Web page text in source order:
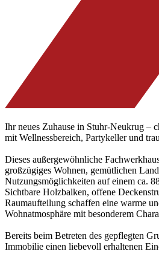
Ihr neues Zuhause in Stuhr-Neukrug –
mit Wellnessbereich, Partykeller und
Dieses außergewöhnliche
großzügiges Wohnen, gemütlichen
Nutzungsmöglichkeiten auf einem ca.
Sichtbare Holzbalken, offene
Raumaufteilung schaffen eine warme
Wohnatmosphäre mit besonderem
Bereits beim Betreten des gepflegten
Immobilie einen liebevoll erhaltenen